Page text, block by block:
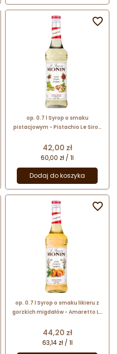
op. 0.7 l Syrop o smaku
pistacjowym - Pistachio Le Sirop
Cena
42,00 zł
60,00 zł / 1l
Dodaj do koszyka

op. 0.7 l Syrop o smaku likieru z
gorzkich migdałów - Amaretto Le
Cena
44,20 zł
63,14 zł / 1l
